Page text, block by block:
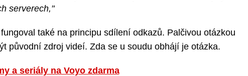
serverech,"
také na principu sdílení odkazů. Palčivou otázkou
původní zdroj videí. Zda se u soudu obhájí je otázka.
a seriály na Voyo zdarma